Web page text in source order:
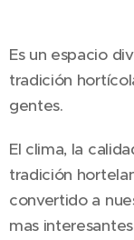
Es un espacio
tradición
gentes.
El clima, la
tradición
convertido a
mas